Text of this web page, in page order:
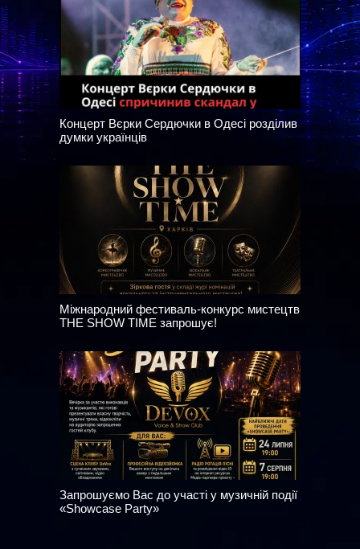
Концерт Вєрки Сердючки в Одесі розділив
думки українців
Міжнародний фестиваль-конкурс мистецтв
THE SHOW TIME запрошує!
Запрошуємо Вас до участі у музичній події
«Showcase Party»